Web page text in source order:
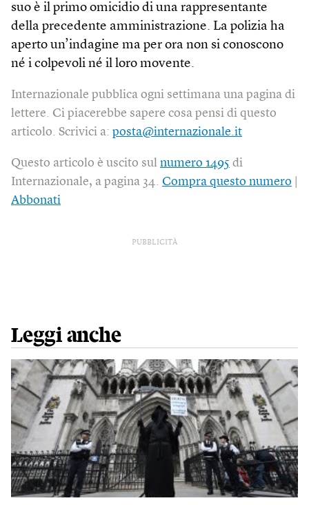
suo è il primo omicidio di una rappresentante
della precedente amministrazione. La polizia ha
aperto un’indagine ma per ora non si conoscono
né i colpevoli né il loro movente.
Internazionale pubblica ogni settimana una pagina di
lettere. Ci piacerebbe sapere cosa pensi di questo
articolo. Scrivici a: posta@internazionale.it
Questo articolo è uscito sul numero 1495 di
Internazionale, a pagina 34. Compra questo numero
Abbonati
PUBBLICITÀ
Leggi anche